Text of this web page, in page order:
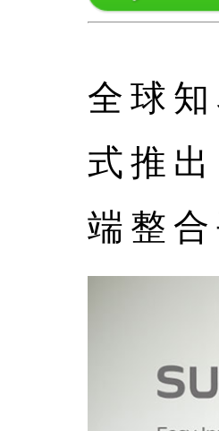
全球
式推
端整合